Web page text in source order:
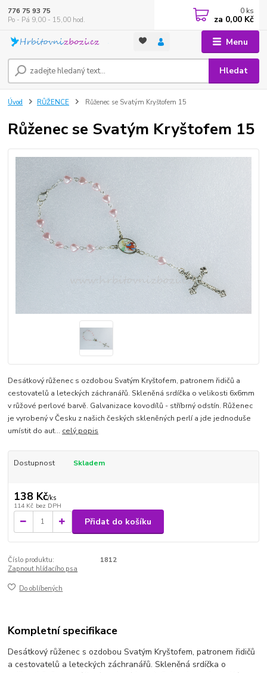
Menu
Hledat
776 75 93 75
Po - Pá 9,00 - 15,00 hod.
0 ks
za 0,00 Kč
Úvod RŮŽENCE Růženec se Svatým Kryštofem 15
Růženec se Svatým Kryštofem 15
Desátkový růženec s ozdobou Svatým Kryštofem, patronem řidičů a
cestovatelů a leteckých záchranářů. Skleněná srdíčka o velikosti 6x6mm
v růžové perlové barvě. Galvanizace kovodílů - stříbrný odstín. Růženec
je vyrobený v Česku z našich českých skleněných perlí a jde jednoduše
umístit do aut... celý popis
Dostupnost Skladem
138 Kč/ks
114 Kč bez DPH
Přidat do košíku
Číslo produktu:
1812
Zapnout hlídacího psa
Do oblíbených
Kompletní specifikace
Desátkový růženec s ozdobou Svatým Kryštofem, patronem řidičů
a cestovatelů a leteckých záchranářů. Skleněná srdíčka o